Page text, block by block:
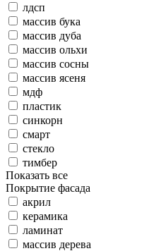
лдсп
массив бука
массив дуба
массив ольхи
массив сосны
массив ясеня
мдф
пластик
синкорн
смарт
стекло
тимбер
Показать все
Покрытие фасада
акрил
керамика
ламинат
массив дерева